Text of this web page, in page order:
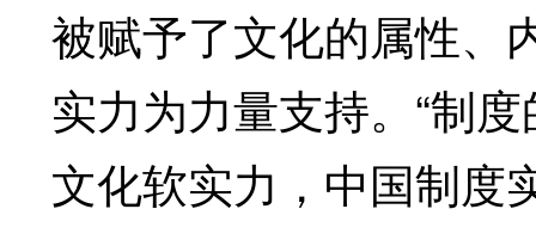
被赋予了文化的属性、
实力为力量支持。“制
文化软实力，中国制度